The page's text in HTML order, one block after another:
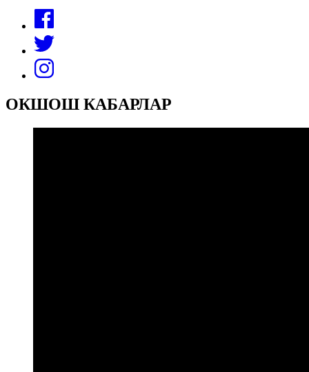
ОКШОШ КАБАРЛАР